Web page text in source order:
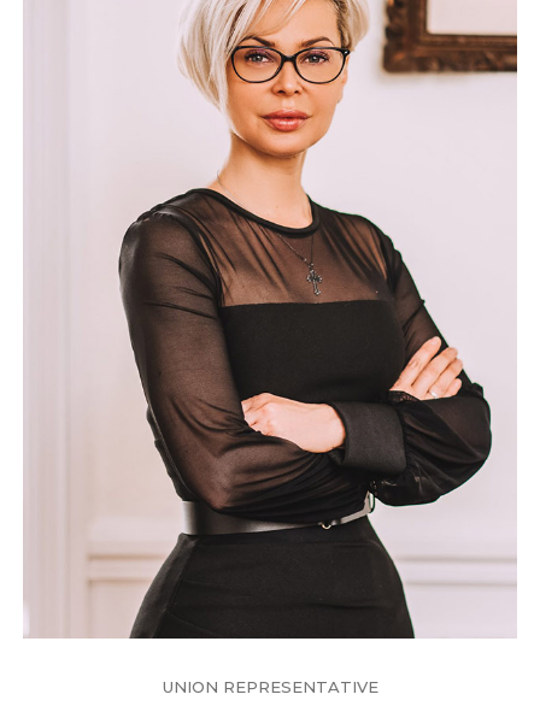
UNION REPRESENTATIVE